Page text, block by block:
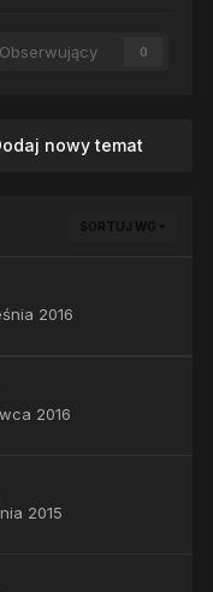
Obserwujący 0
nowy temat
SORTUJ WG
2016
2016
2015